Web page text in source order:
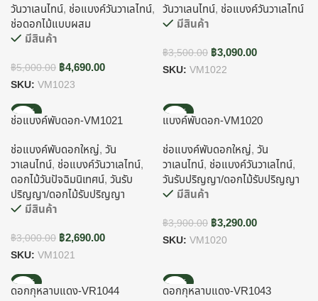
วันวาเลนไทน์, ช่อแบงค์วันวาเลไทน์,
ช่อดอกไม้แบบผสม
มีสินค้า
฿5,000.00 ฿4,690.00
SKU: VM1023
วันวาเลนไทน์, ช่อแบงค์วันวาเลไทน์
มีสินค้า
฿3,500.00 ฿3,090.00
SKU: VM1022
-10%
ช่อแบงค์พับดอก-VM1021
ช่อแบงค์พับดอกใหญ่, วัน
วาเลนไทน์, ช่อแบงค์วันวาเลไทน์,
ดอกไม้วันปัจฉิมนิเทศน์, วันรับ
ปริญญา/ดอกไม้รับปริญญา
มีสินค้า
฿3,000.00 ฿2,690.00
SKU: VM1021
-16%
แบงค์พับดอก-VM1020
ช่อแบงค์พับดอกใหญ่, วัน
วาเลนไทน์, ช่อแบงค์วันวาเลไทน์,
วันรับปริญญา/ดอกไม้รับปริญญา
มีสินค้า
฿3,900.00 ฿3,290.00
SKU: VM1020
-34%
ดอกกุหลาบแดง-VR1044
-29%
ดอกกุหลาบแดง-VR1043